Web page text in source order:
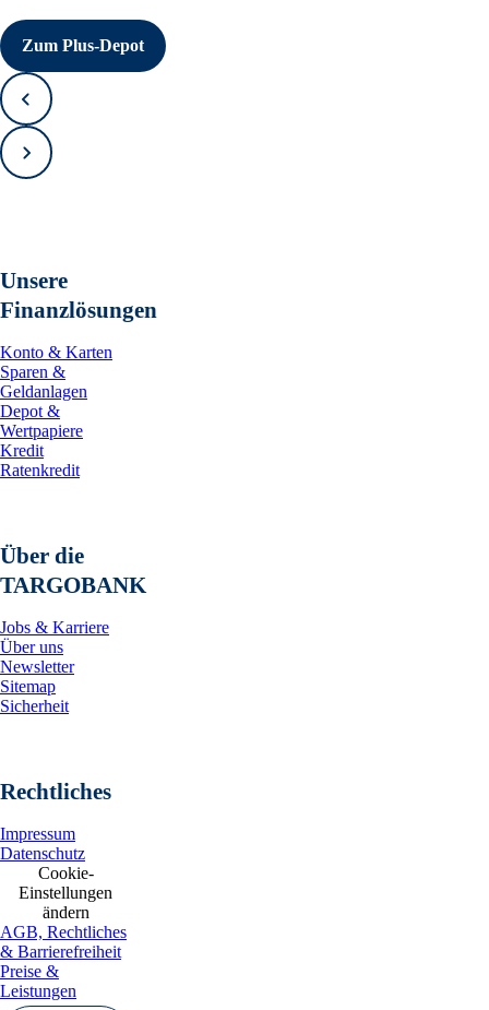
Zum Plus-Depot
Zurück
Vorwärts
Unsere
Finanzlösungen
Konto & Karten
Sparen &
Geldanlagen
Depot &
Wertpapiere
Kredit
Ratenkredit
Über die
TARGOBANK
Jobs & Karriere
Über uns
Newsletter
Sitemap
Sicherheit
Rechtliches
Impressum
Datenschutz
Cookie-
Einstellungen
ändern
AGB, Rechtliches
& Barrierefreiheit
Preise &
Leistungen